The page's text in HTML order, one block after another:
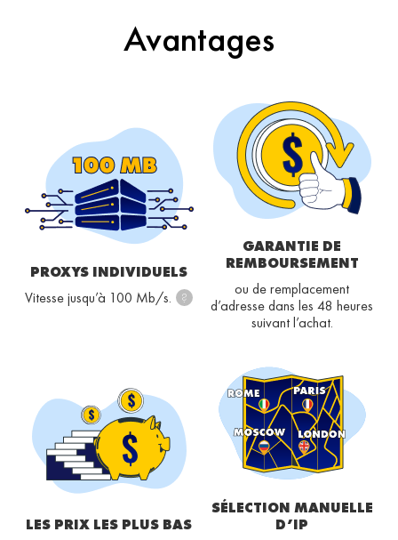
Avantages
PROXYS INDIVIDUELS
Vitesse jusqu’à 100 Mb/s.
?
GARANTIE DE
REMBOURSEMENT
ou de remplacement
d’adresse dans les 48 heures
suivant l’achat.
LES PRIX LES PLUS BAS
SÉLECTION MANUELLE
D’IP